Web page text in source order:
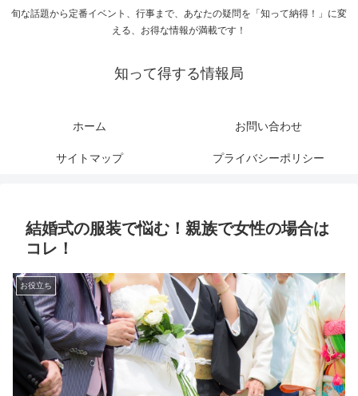
旬な話題から定番イベント、行事まで、あなたの疑問を「知って納得！」に変
える、お得な情報が満載です！
知って得する情報局
ホーム お問い合わせ
サイトマップ プライバシーポリシー
結婚式の服装で悩む！親族で女性の場合は
コレ！
お役立ち